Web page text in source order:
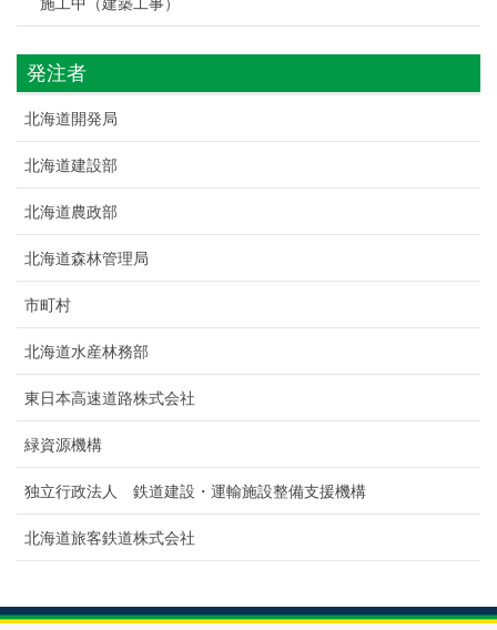
発注者
北海道開発局
北海道建設部
北海道農政部
北海道森林管理局
市町村
北海道水産林務部
東日本高速道路株式会社
緑資源機構
独立行政法人 鉄道建設・運輸施設整備支援機構
北海道旅客鉄道株式会社